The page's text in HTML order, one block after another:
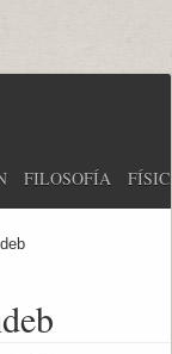
FILOSOFÍA